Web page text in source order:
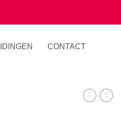
CONTACT